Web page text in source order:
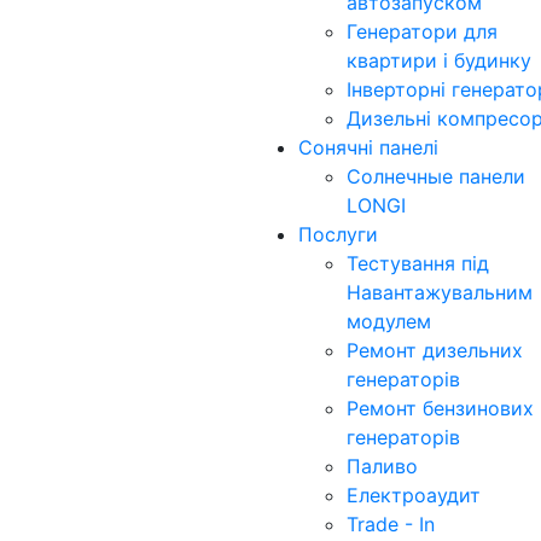
Генератори для
квартири і будинку
Інверторні
Дизельні
Сонячні панелі
Солнечные панели
LONGI
Послуги
Тестування під
Навантажувальним
модулем
Ремонт дизельних
генераторів
Ремонт бензинових
генераторів
Паливо
Електроаудит
Trade - In